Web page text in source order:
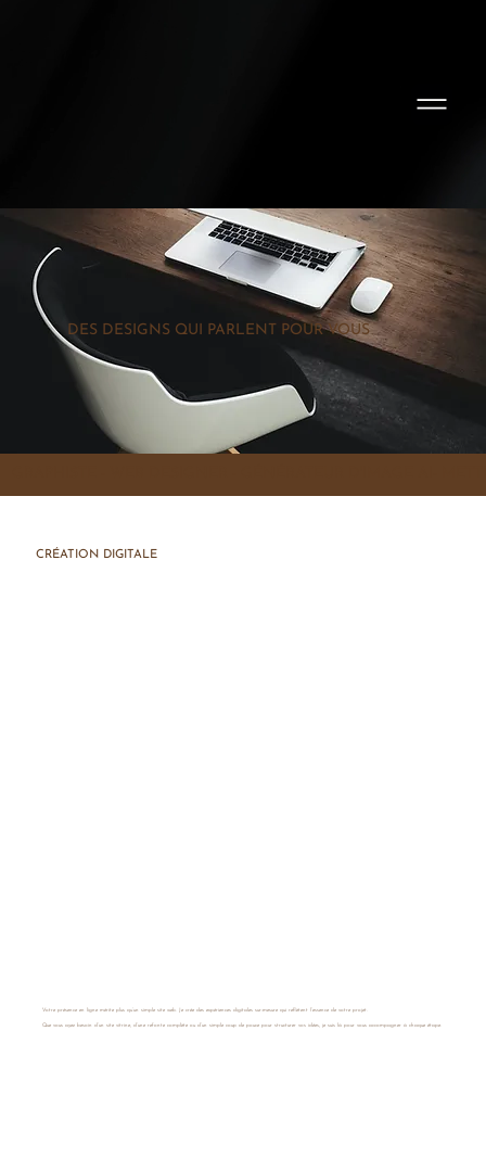
DES DESIGNS QUI PARLENT POUR VOUS
CRÉATION DIGITALE
Votre présence en ligne mérite plus qu’un simple site web. Je crée des expériences digitales sur-mesure qui reflètent l’essence de votre projet.
Que vous ayez besoin d’un site vitrine, d’une refonte complète ou d’un simple coup de pouce pour structurer vos idées, je suis là pour vous accompagner à chaque étape.